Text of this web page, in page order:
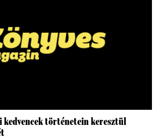
kedvencek történetein keresztül